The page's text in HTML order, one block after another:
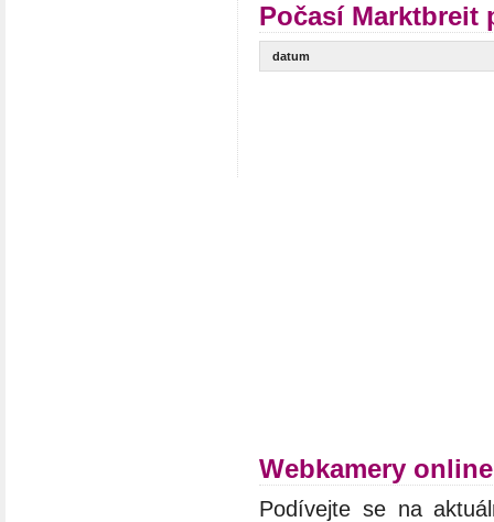
Počasí Marktbreit
datum
Webkamery
Podívejte se na